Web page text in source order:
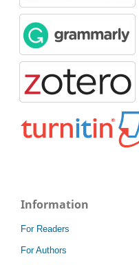
Information
For Readers
For Authors